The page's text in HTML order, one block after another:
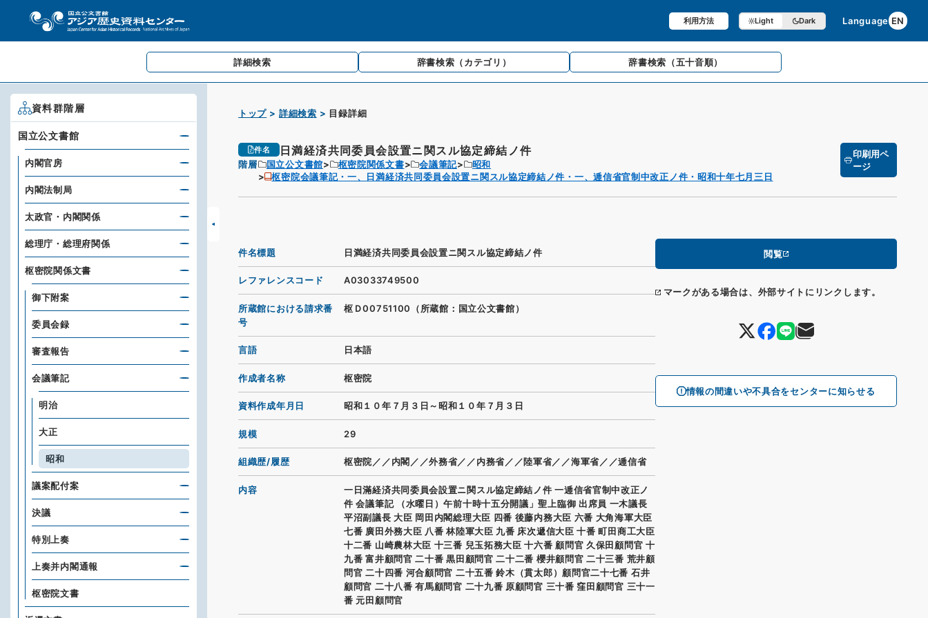
利用方法 Light Dark Language EN
詳細検索 辞書検索 （カテゴリ） 辞書検索 （五十音順）
トップ 詳細検索 目録詳細
件名 日満経済共同委員会設置ニ関スル協定締結ノ件
階層 国立公文書館 枢密院関係文書 会議筆記
昭和
枢密院会議筆記・一、日満経済共同委員会設置ニ関スル協定締結ノ件・一、逓信省官制中改正ノ件・昭和十年七月三日
印刷用ペ
ージ
閲覧
マークがある場合は、外部サイトにリンクします。
情報の間違いや不具合をセンターに知らせる
件名標題 日満経済共同委員会設置ニ関スル協定締結ノ件
レファレンスコード A03033749500
所蔵館における請求番
号
枢Ｄ00751100（所蔵館：国立公文書館）
言語 日本語
作成者名称 枢密院
資料作成年月日 昭和１０年７月３日～昭和１０年７月３日
規模 29
組織歴/履歴 枢密院／／内閣／／外務省／／内務省／／陸軍省／／海軍省／／逓信省
内容
一日滿経済共同委員会設置ニ関スル協定締結ノ件 一逓信省官制中改正ノ
件 会議筆記 （水曜日）午前十時十五分開議」聖上臨御 出席員 一木議長
平沼副議長 大臣 岡田内閣総理大臣 四番 後藤内務大臣 六番 大角海軍大臣
七番 廣田外務大臣 八番 林陸軍大臣 九番 床次遞信大臣 十番 町田商工大臣
十二番 山崎農林大臣 十三番 兒玉拓務大臣 十六番 顧問官 久保田顧問官 十
九番 富井顧問官 二十番 黒田顧問官 二十二番 櫻井顧問官 二十三番 荒井顧
問官 二十四番 河合顧問官 二十五番 鈴木（貫太郎）顧問官二十七番 石井
顧問官 二十八番 有馬顧問官 二十九番 原顧問官 三十番 窪田顧問官 三十一
番 元田顧問官
資料群階層
国立公文書館
内閣官房
内閣法制局
太政官・内閣関係
総理庁・総理府関係
枢密院関係文書
御下附案
委員会録
審査報告
会議筆記
明治
大正
昭和
議案配付案
決議
特別上奏
上奏并内閣通報
枢密院文書